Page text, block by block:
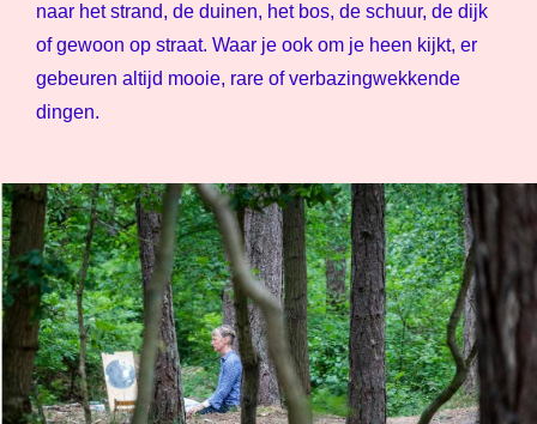
naar het strand, de duinen, het bos, de schuur, de dijk
of gewoon op straat. Waar je ook om je heen kijkt, er
gebeuren altijd mooie, rare of verbazingwekkende
dingen.